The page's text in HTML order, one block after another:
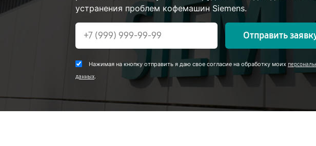
устранения проблем кофемашин Siemens.
Отправить
Нажимая на кнопку отправить я даю свое согласие на обработку моих
данных.